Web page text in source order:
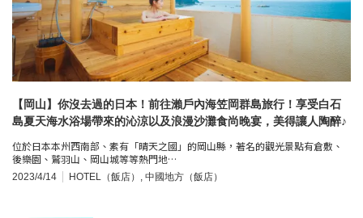
【岡山】你沒去過的日本！前往瀨戶內海笠岡群島旅行！享受白石
島夏天海水浴場帶來的沁涼以及浪漫沙灘食尚晚宴，美得讓人陶醉♪
位於日本本州西南部、素有「晴天之國」的岡山縣，著名的觀光景點有倉敷、
後樂園、鷲羽山、岡山城等等熱門地…
2023/4/14 HOTEL（飯店） , 中國地方（飯店）